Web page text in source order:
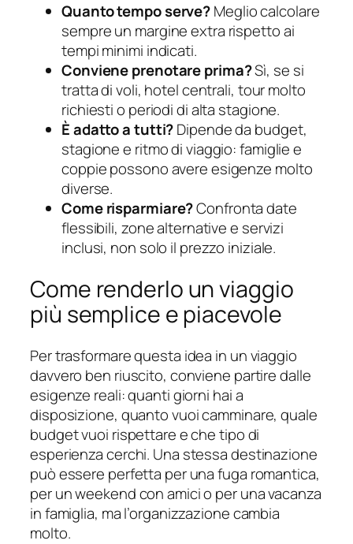
Quanto tempo serve?Meglio calcolare
sempre un margine extra rispetto ai
tempi minimi indicati.
Conviene prenotare prima?Sì, se si
tratta di voli, hotel centrali, tour molto
richiesti o periodi di alta stagione.
È adatto a tutti?Dipende da budget,
stagione e ritmo di viaggio: famiglie e
coppie possono avere esigenze molto
diverse.
Come risparmiare?Confronta date
flessibili, zone alternative e servizi
inclusi, non solo il prezzo iniziale.
Come renderlo un viaggio
più semplice e piacevole
Per trasformare questa idea in un viaggio
davvero ben riuscito, conviene partire dalle
esigenze reali: quanti giorni hai a
disposizione, quanto vuoi camminare, quale
budget vuoi rispettare e che tipo di
esperienza cerchi. Una stessa destinazione
può essere perfetta per una fuga romantica,
per un weekend con amici o per una vacanza
in famiglia, ma l’organizzazione cambia
molto.